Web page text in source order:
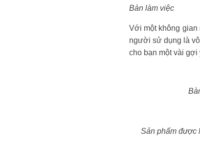
Bàn làm việc
Với một không gian
người sử dụng là
cho bạn một vài gợi
Sản phẩm được